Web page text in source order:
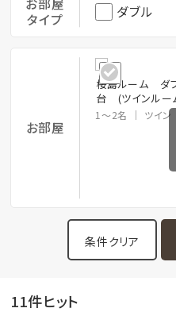
タイプ
ダブル
お部屋
桜島ルーム ダ
台 (ツインルー
1～2名 ツイン
条件クリア
11件ヒット